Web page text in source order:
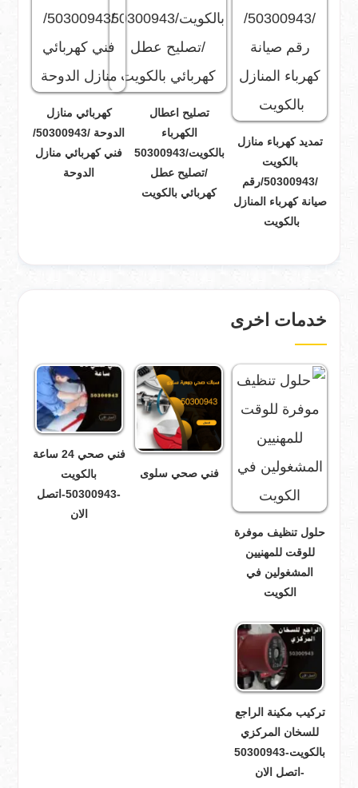
تمديد كهرباء منازل
بالكويت
/50300943/رقم
صيانة كهرباء المنازل
بالكويت
تصليح اعطال
الكهرباء
بالكويت/50300943
/تصليح عطل
كهربائي بالكويت
كهربائي منازل
الدوحة /50300943/
فني كهربائي منازل
الدوحة
خدمات اخرى
حلول تنظيف موفرة
للوقت للمهنيين
المشغولين في
الكويت
فني صحي سلوى
فني صحي 24 ساعة
بالكويت
-50300943-اتصل
الان
تركيب مكينة الراجع
للسخان المركزي
بالكويت-50300943
-اتصل الان